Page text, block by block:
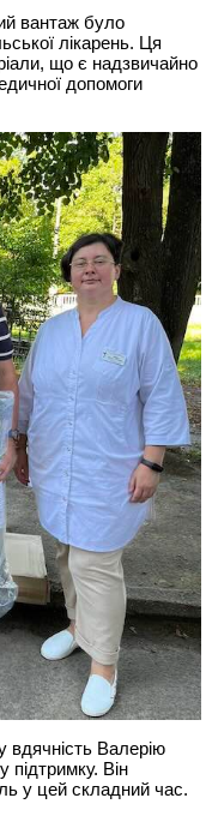
вантаж було
лікарень. Ця
що є надзвичайно
допомоги
Валерію
підтримку. Він
у цей складний час.